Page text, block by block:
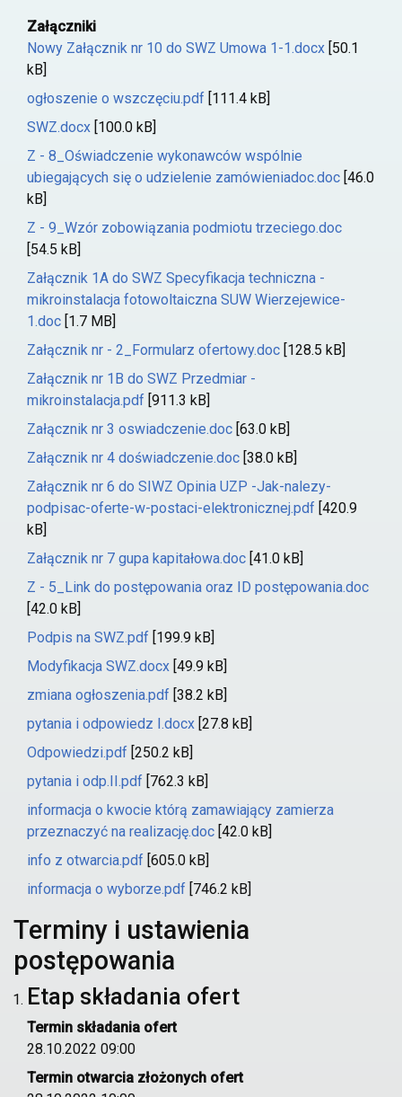
Załączniki
Nowy Załącznik nr 10 do SWZ Umowa 1-1.docx [50.1
kB]
ogłoszenie o wszczęciu.pdf [111.4 kB]
SWZ.docx [100.0 kB]
Z - 8_Oświadczenie wykonawców wspólnie
ubiegających się o udzielenie zamówieniadoc.doc [46.0
kB]
Z - 9_Wzór zobowiązania podmiotu trzeciego.doc
[54.5 kB]
Załącznik 1A do SWZ Specyfikacja techniczna -
mikroinstalacja fotowoltaiczna SUW Wierzejewice-
1.doc [1.7 MB]
Załącznik nr - 2_Formularz ofertowy.doc [128.5 kB]
Załącznik nr 1B do SWZ Przedmiar -
mikroinstalacja.pdf [911.3 kB]
Załącznik nr 3 oswiadczenie.doc [63.0 kB]
Załącznik nr 4 doświadczenie.doc [38.0 kB]
Załącznik nr 6 do SIWZ Opinia UZP -Jak-nalezy-
podpisac-oferte-w-postaci-elektronicznej.pdf [420.9
kB]
Załącznik nr 7 gupa kapitałowa.doc [41.0 kB]
Z - 5_Link do postępowania oraz ID postępowania.doc
[42.0 kB]
Podpis na SWZ.pdf [199.9 kB]
Modyfikacja SWZ.docx [49.9 kB]
zmiana ogłoszenia.pdf [38.2 kB]
pytania i odpowiedz I.docx [27.8 kB]
Odpowiedzi.pdf [250.2 kB]
pytania i odp.II.pdf [762.3 kB]
informacja o kwocie którą zamawiający zamierza
przeznaczyć na realizację.doc [42.0 kB]
info z otwarcia.pdf [605.0 kB]
informacja o wyborze.pdf [746.2 kB]
Terminy i ustawienia
postępowania
Etap składania ofert
Termin składania ofert
28.10.2022 09:00
Termin otwarcia złożonych ofert